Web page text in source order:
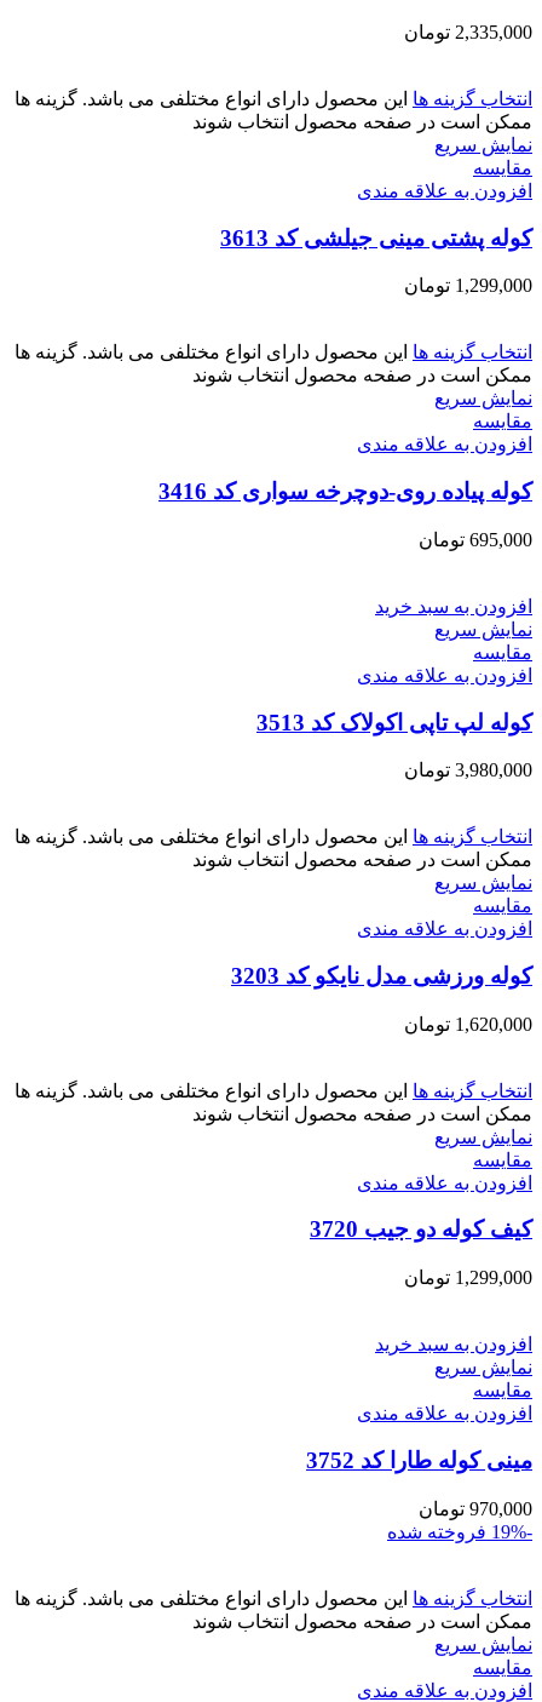
2,335,000 تومان
انتخاب گزینه ها این محصول دارای انواع مختلفی می باشد. گزینه ها
ممکن است در صفحه محصول انتخاب شوند
نمایش سریع
مقايسه
افزودن به علاقه مندی
کوله پشتی مینی جیلشی کد 3613
1,299,000 تومان
انتخاب گزینه ها این محصول دارای انواع مختلفی می باشد. گزینه ها
ممکن است در صفحه محصول انتخاب شوند
نمایش سریع
مقايسه
افزودن به علاقه مندی
کوله پیاده روی-دوچرخه سواری کد 3416
695,000 تومان
افزودن به سبد خرید
نمایش سریع
مقايسه
افزودن به علاقه مندی
کوله لپ تاپی اکولاک کد 3513
3,980,000 تومان
انتخاب گزینه ها این محصول دارای انواع مختلفی می باشد. گزینه ها
ممکن است در صفحه محصول انتخاب شوند
نمایش سریع
مقايسه
افزودن به علاقه مندی
کوله ورزشی مدل نایکو کد 3203
1,620,000 تومان
انتخاب گزینه ها این محصول دارای انواع مختلفی می باشد. گزینه ها
ممکن است در صفحه محصول انتخاب شوند
نمایش سریع
مقايسه
افزودن به علاقه مندی
کیف کوله دو جیب 3720
1,299,000 تومان
افزودن به سبد خرید
نمایش سریع
مقايسه
افزودن به علاقه مندی
مینی کوله طارا کد 3752
970,000 تومان
-19%
فروخته شده
انتخاب گزینه ها این محصول دارای انواع مختلفی می باشد. گزینه ها
ممکن است در صفحه محصول انتخاب شوند
نمایش سریع
مقايسه
افزودن به علاقه مندی